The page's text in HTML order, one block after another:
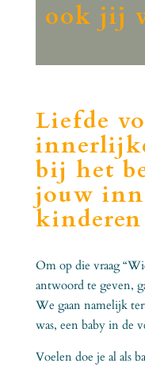
ook jij
Liefde
bij het
jouw
Om op die vraag
antwoord te geven,
We gaan namelijk
was, een baby in de
Voelen doe je al als